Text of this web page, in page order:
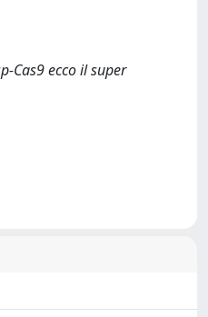
Cas9 ecco il super